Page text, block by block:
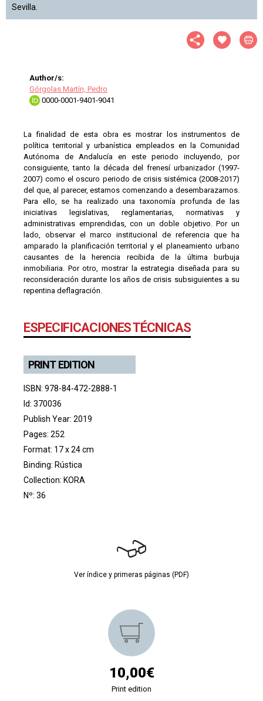
Sevilla.
Author/s:
Górgolas Martín, Pedro
0000-0001-9401-9041
La finalidad de esta obra es mostrar los instrumentos de
política territorial y urbanística empleados en la Comunidad
Autónoma de Andalucía en este periodo incluyendo, por
consiguiente, tanto la década del frenesí urbanizador (1997-
2007) como el oscuro periodo de crisis sistémica (2008-2017)
del que, al parecer, estamos comenzando a desembarazarnos.
Para ello, se ha realizado una taxonomía profunda de las
iniciativas legislativas, reglamentarias, normativas y
administrativas emprendidas, con un doble objetivo. Por un
lado, observar el marco institucional de referencia que ha
amparado la planificación territorial y el planeamiento urbano
causantes de la herencia recibida de la última burbuja
inmobiliaria. Por otro, mostrar la estrategia diseñada para su
reconsideración durante los años de crisis subsiguientes a su
repentina deflagración.
ESPECIFICACIONES TÉCNICAS
PRINT EDITION
ISBN: 978-84-472-2888-1
Id: 370036
Publish Year: 2019
Pages: 252
Format: 17 x 24 cm
Binding: Rústica
Collection: KORA
Nº: 36
Ver índice y primeras páginas (PDF)
10,00€
Print edition